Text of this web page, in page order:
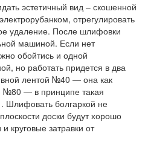
эстетичный вид – скошенной
отрегулировать
удаление. После шлифовки
машиной. Если нет
обойтись и одной
но работать придется в два
лентой №40 — она ​​как
№80 — в принципе такая
. Шлифовать болгаркой не
доски будут хорошо
круговые затравки от